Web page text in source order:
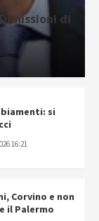
di
si
16:21
Corvino e non
il Palermo